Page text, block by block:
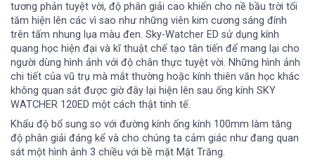
tương phản tuyệt vời, độ phân giải cao khiến cho nề bầu trời tối
tăm hiện lên các vì sao như những viên kim cương sáng đính
trên tấm nhung lụa màu đen. Sky-Watcher ED sử dụng kính
quang học hiện đại và kĩ thuật chế tạo tân tiến để mang lại cho
người dùng hình ảnh với độ chân thực tuyệt vời. Những hình ảnh
chi tiết của vũ trụ mà mắt thường hoặc kính thiên văn học khác
không quan sát được giờ đây lại hiện lên sau ống kính SKY
WATCHER 120ED một cách thật tinh tế.
Khẩu độ bổ sung so với đường kính ống kính 100mm làm tăng
độ phân giải đáng kể và cho chúng ta cảm giác như đang quan
sát một hình ảnh 3 chiều với bề mặt Mặt Trăng.